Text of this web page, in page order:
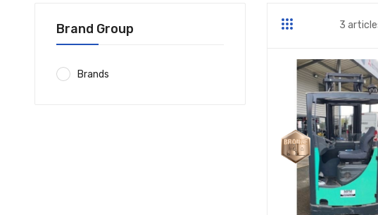
Grille 3
Brand Group
Brands